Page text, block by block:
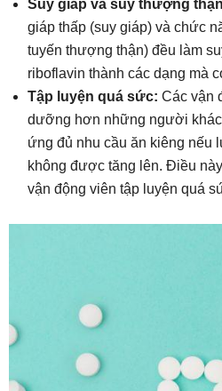
Suy giáp và suy thượng
giáp thấp (suy giáp) và chức
tuyến thượng thận) đều làm
riboflavin thành các dạng mà
Tập luyện quá sức: Các vận
dưỡng hơn những người
ứng đủ nhu cầu ăn kiêng
không được tăng lên. Điều
vận động viên tập luyện quá